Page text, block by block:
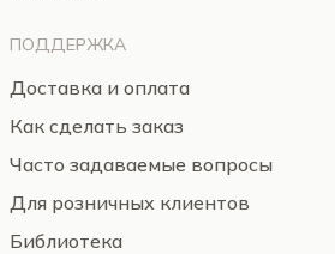
ПОДДЕРЖКА
Доставка и оплата
Как сделать заказ
Часто задаваемые вопросы
Для розничных клиентов
Библиотека